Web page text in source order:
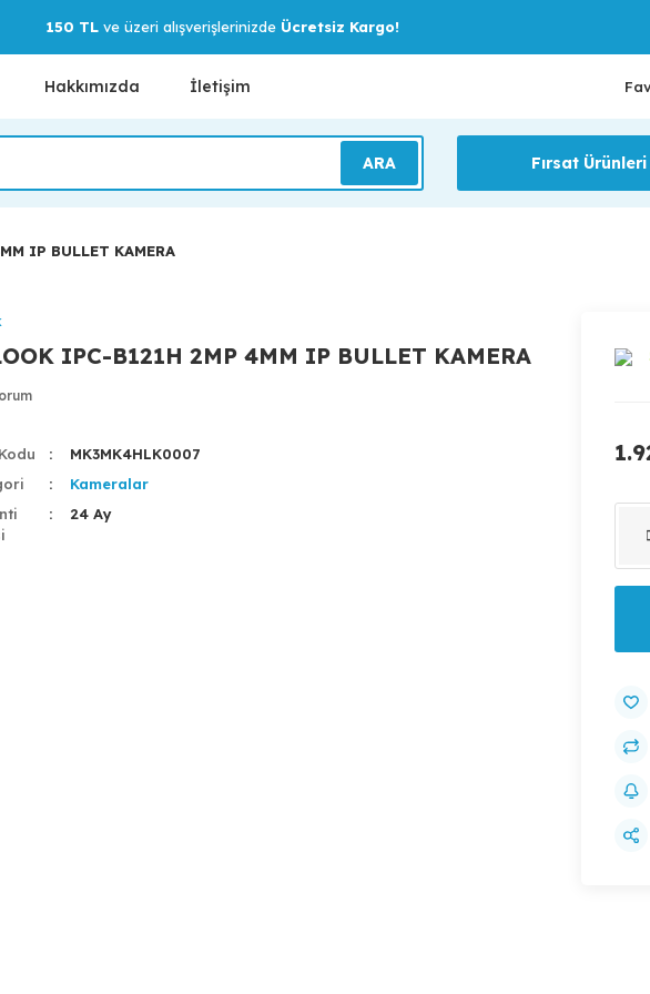
150 TLve üzeri alışverişlerinizde Ücretsiz Kargo!
Hakkımızda İletişim
ARA Fırsat Ürünleri
IP BULLET KAMERA
IPC-B121H 2MP 4MM IP BULLET KAMERA
MK3MK4HLK0007
Kameralar
24 Ay